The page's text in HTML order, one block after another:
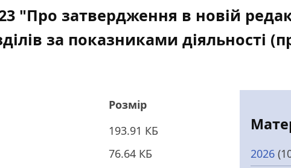
"Про затвердження в новій
за показниками діяльності
Розмір
193.91 КБ
76.64 КБ 2026